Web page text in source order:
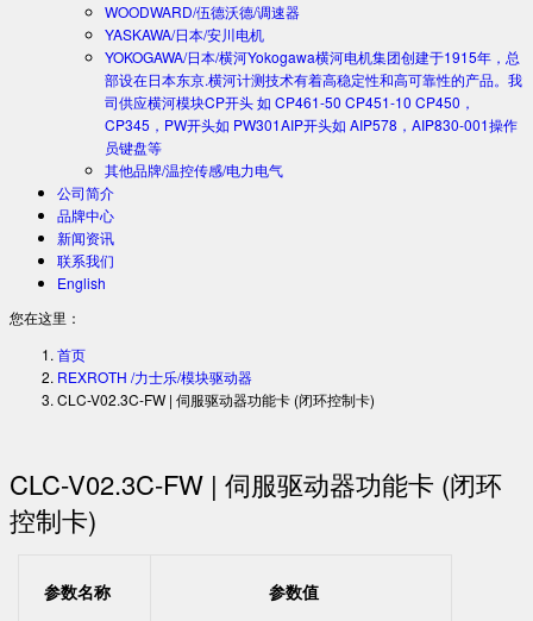
WOODWARD/伍德沃德/调速器
YASKAWA/日本/安川电机
YOKOGAWA/日本/横河Yokogawa横河电机集团创建于1915年，总
部设在日本东京.横河计测技术有着高稳定性和高可靠性的产品。我
司供应横河模块CP开头 如 CP461-50 CP451-10 CP450，
CP345，PW开头如 PW301AIP开头如 AIP578，AIP830-001操作
员键盘等
其他品牌/温控传感/电力电气
公司简介
品牌中心
新闻资讯
联系我们
English
您在这里：
首页
REXROTH /力士乐/模块驱动器
CLC-V02.3C-FW | 伺服驱动器功能卡 (闭环控制卡)
CLC-V02.3C-FW | 伺服驱动器功能卡 (闭环
控制卡)
参数名称 参数值